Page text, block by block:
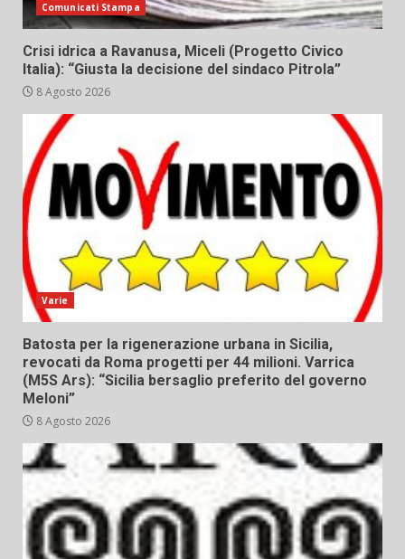
Comunicati Stampa
Crisi idrica a Ravanusa, Miceli (Progetto Civico
Italia): “Giusta la decisione del sindaco Pitrola”
8 Agosto 2026
Varie
Batosta per la rigenerazione urbana in Sicilia,
revocati da Roma progetti per 44 milioni. Varrica
(M5S Ars): “Sicilia bersaglio preferito del governo
Meloni”
8 Agosto 2026